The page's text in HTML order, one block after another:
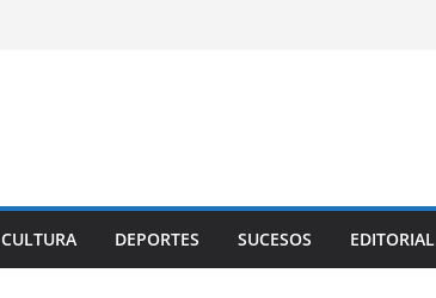
CULTURA DEPORTES SUCESOS EDITORIAL